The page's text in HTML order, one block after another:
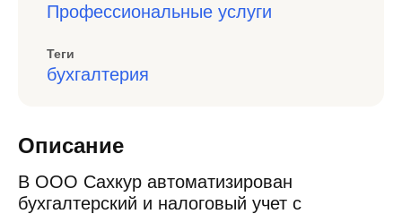
Профессиональные услуги
Теги
бухгалтерия
Описание
В ООО Сахкур автоматизирован
бухгалтерский и налоговый учет с